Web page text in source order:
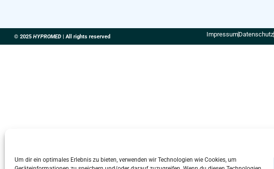
Um dir ein optimales Erlebnis zu bieten, verwenden wir Technologien wie Cookies, um
© 2025 HYPROMED | All rights reserved ImpressumDatenschutz